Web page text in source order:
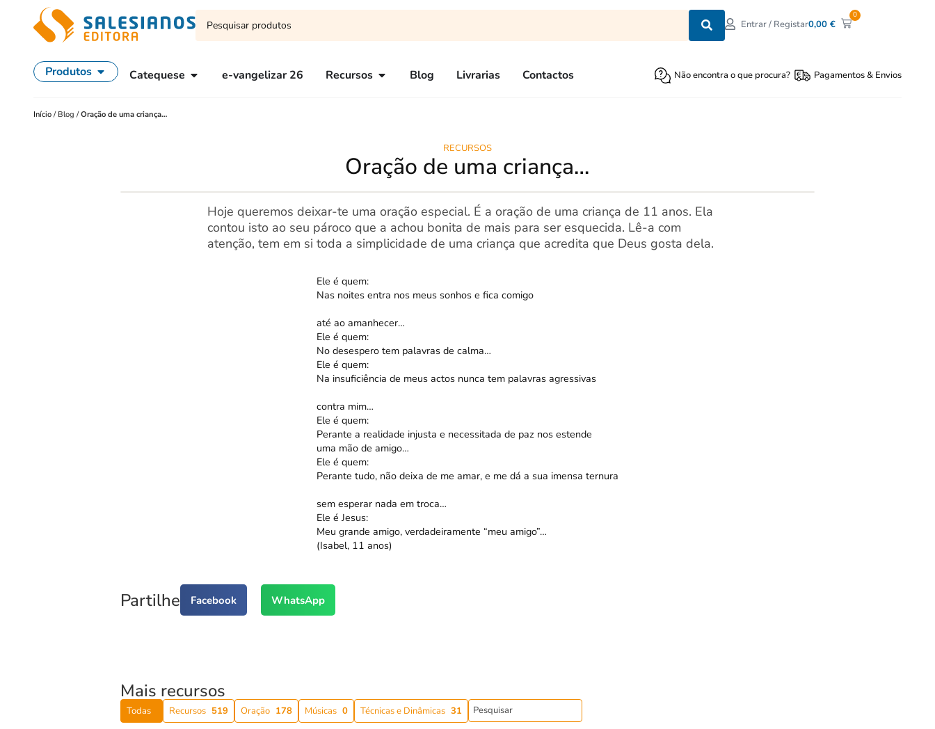
Entrar / Registar0,00€
0
Produtos Catequese e-vangelizar 26 Recursos Blog Livrarias Contactos Não encontra o que procura? Pagamentos & Envios
Início / Blog /Oração de uma criança…
RECURSOS
Oração de uma criança…
Hoje queremos deixar-te uma oração especial. É a oração de uma criança de 11 anos. Ela
contou isto ao seu pároco que a achou bonita de mais para ser esquecida. Lê-a com
atenção, tem em si toda a simplicidade de uma criança que acredita que Deus gosta dela.
Ele é quem:
Nas noites entra nos meus sonhos e fica comigo
até ao amanhecer…
Ele é quem:
No desespero tem palavras de calma…
Ele é quem:
Na insuficiência de meus actos nunca tem palavras agressivas
contra mim…
Ele é quem:
Perante a realidade injusta e necessitada de paz nos estende
uma mão de amigo…
Ele é quem:
Perante tudo, não deixa de me amar, e me dá a sua imensa ternura
sem esperar nada em troca…
Ele é Jesus:
Meu grande amigo, verdadeiramente “meu amigo”…
(Isabel, 11 anos)
Partilhe Facebook WhatsApp
Mais recursos
Todas Recursos 519 Oração 178 Músicas 0 Técnicas e Dinâmicas 31